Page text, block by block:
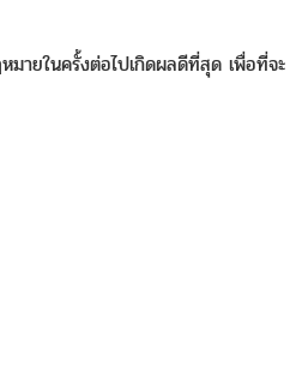
มายในครั้งต่อไปเกิดผลดีที่สุด เพื่อที่จะ